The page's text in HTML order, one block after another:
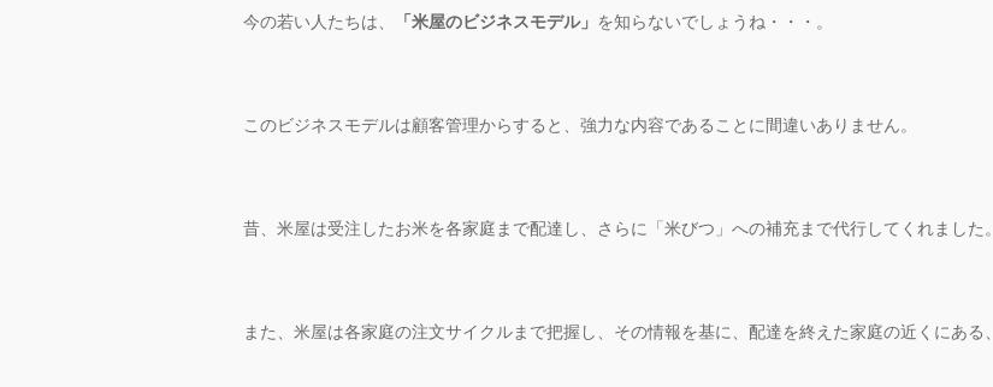
今の若い人たちは、 「米屋のビジネスモデル」 を知らないでしょうね・・・。
このビジネスモデルは顧客管理からすると、強力な内容であることに間違いありません。
昔、米屋は受注したお米を各家庭まで配達し、さらに「米びつ」への補充まで代行してくれました。
また、米屋は各家庭の注文サイクルまで把握し、その情報を基に、配達を終えた家庭の近くにある、